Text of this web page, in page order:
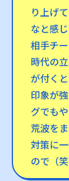
り上げ
なと感じ
相手チ
時代の
が付く
印象が
グでも
荒波を
対策に
ので（笑